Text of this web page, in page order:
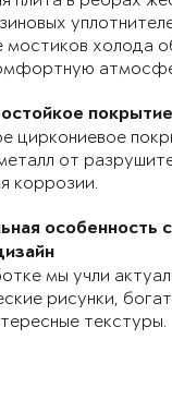
мостиков холода
покрытие
циркониевое
от
коррозии.
особенность
мы учли
рисунки,
текстуры.